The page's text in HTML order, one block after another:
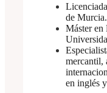
de Murcia.
Máster en
mercantil,
en inglés